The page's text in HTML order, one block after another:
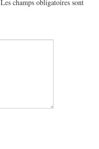
Les champs obligatoires sont